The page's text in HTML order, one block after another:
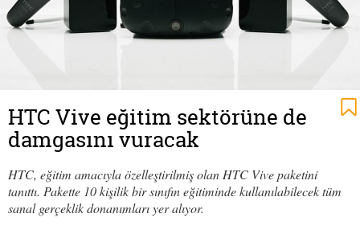
HTC Vive eğitim sektörüne de
damgasını vuracak
HTC, eğitim amacıyla özelleştirilmiş olan HTC Vive paketini
tanıttı. Pakette 10 kişilik bir sınıfın eğitiminde kullanılabilecek tüm
sanal gerçeklik donanımları yer alıyor.